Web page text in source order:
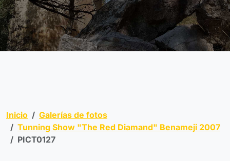
Inicio
Galerías de fotos
Tunning Show "The Red Diamand" Benameji 2007
PICT0127